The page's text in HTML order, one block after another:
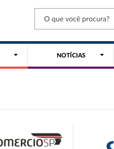
NOTÍCIAS